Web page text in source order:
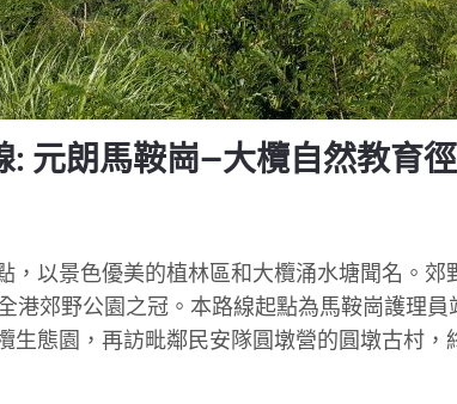
: 元朗馬鞍崗—大欖自然教育
，以景色優美的植林區和大欖涌水塘聞名。
港郊野公園之冠。本路線起點為馬鞍崗護理
生態園，再訪毗鄰民安隊圓墩營的圓墩古村，